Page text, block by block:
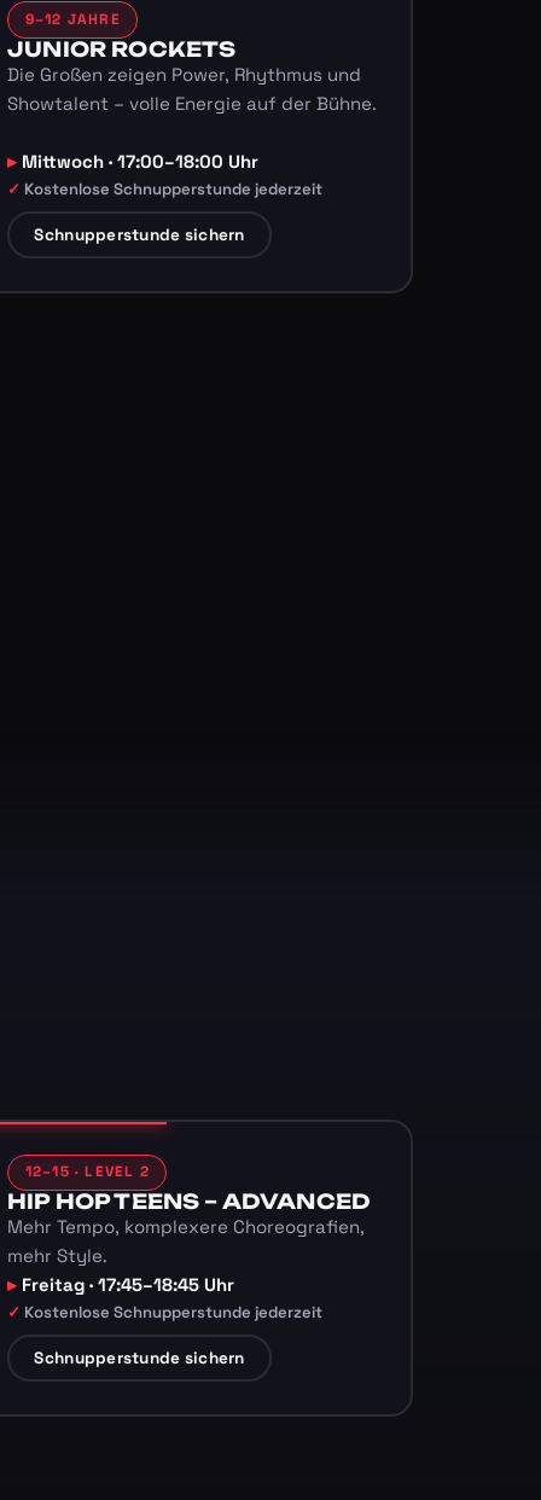
9–12 JAHRE
JUNIOR ROCKETS
Die Großen zeigen Power, Rhythmus und
Showtalent – volle Energie auf der Bühne.
Mittwoch · 17:00–18:00 Uhr
Kostenlose Schnupperstunde jederzeit
Schnupperstunde sichern
12–15 · LEVEL 2
HIP HOP TEENS – ADVANCED
Mehr Tempo, komplexere Choreografien,
mehr Style.
Freitag · 17:45–18:45 Uhr
Kostenlose Schnupperstunde jederzeit
Schnupperstunde sichern